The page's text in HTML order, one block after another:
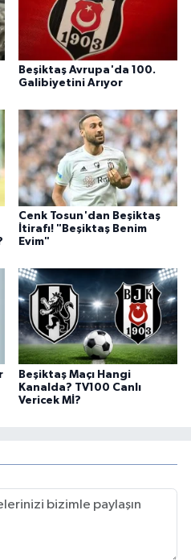
Beşiktaş Avrupa'da 100.
Galibiyetini Arıyor
Cenk Tosun'dan Beşiktaş
İtirafı! "Beşiktaş Benim
Evim"
Beşiktaş Maçı Hangi
Kanalda? TV100 Canlı
Vericek Mİ?